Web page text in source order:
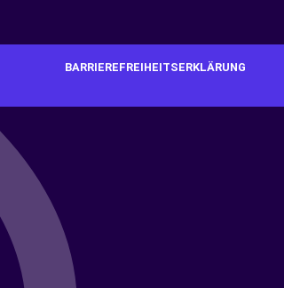
BARRIEREFREIHEITSERKLÄRUNG